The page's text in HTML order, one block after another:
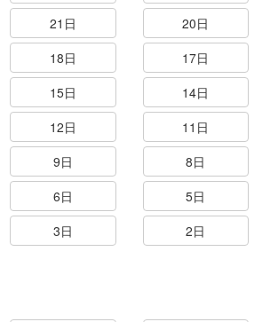
21日
20日
18日
17日
15日
14日
12日
11日
9日
8日
6日
5日
3日
2日